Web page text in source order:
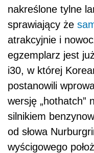
nakreślone tylne
sprawiający że
atrakcyjnie i
egzemplarz jest
i30, w której
postanowili
wersję „hothatch”
silnikiem
od słowa
wyścigowego